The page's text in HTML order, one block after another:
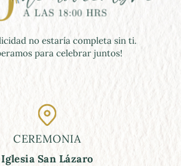
no estaría completa sin ti.
para celebrar juntos!
CEREMONIA
Iglesia San Lázaro